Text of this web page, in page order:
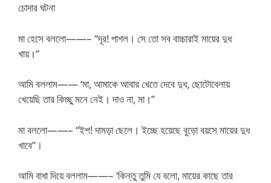
চোদার ঘটনা
মা হেসে বললো——– “দূর! পাগল। সে তো সব বাচ্চারাই মায়ের দুধ
খায়।”
আমি বললাম—— ‘মা, আমাকে আবার খেতে দেবে দুধ, ছোটোবেলায়
খেয়েছি তার কিচ্ছু মনে নেই। দাও না, মা।”
মা বললো——– “ইশ! দামড়া ছেলে। ইচ্ছে হয়েছে বুড়ো বয়সে মায়ের দুধ
খাবে”।
আমি বাধা দিয়ে বললাম——– ‘কিন্তু তুমি যে বলো, মায়ের কাছে তার